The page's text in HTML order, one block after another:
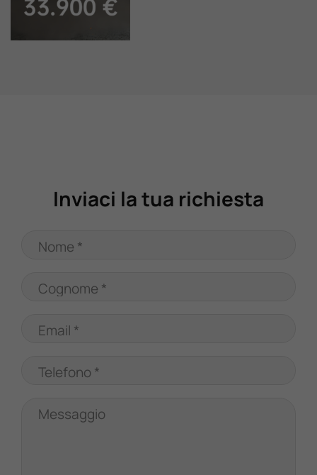
Inviaci la tua richiesta
Nome *
Cognome *
Email *
Telefono *
Messaggio